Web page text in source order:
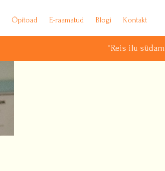
Õpitoad E-raamatud Blogi Kontakt
"Reis ilu südamesse :